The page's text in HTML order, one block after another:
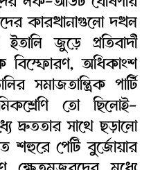
কারখানাগুলো দখল
জুড়ে প্রতিবাদী
অধিকাংশ
সমাজতান্ত্রিক পার্টি
তো ছিলোই-
দ্রুততার সাথে ছড়ালো
শহুরে পেটি বুর্জোয়ার